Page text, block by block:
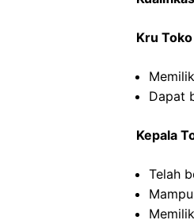
Kru Toko
Dapat
Kepala
Telah